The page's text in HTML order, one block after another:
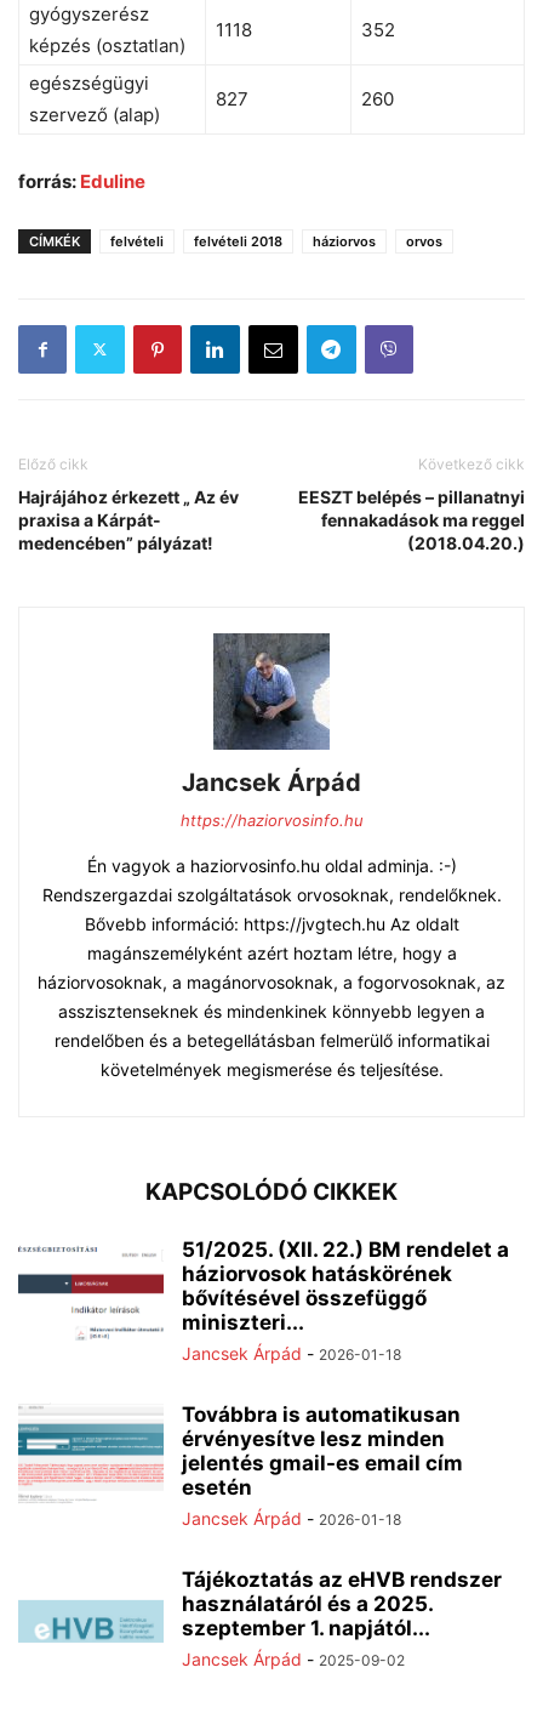
gyógyszerész
képzés (osztatlan)
1118 352
egészségügyi
szervező (alap)
827 260
forrás: Eduline
CÍMKÉK felvételi felvételi 2018 háziorvos orvos
Előző cikk
Hajrájához érkezett „ Az év
praxisa a Kárpát-
medencében” pályázat!
Következő cikk
EESZT belépés – pillanatnyi
fennakadások ma reggel
(2018.04.20.)
Jancsek Árpád
https://haziorvosinfo.hu
Én vagyok a haziorvosinfo.hu oldal adminja. :-)
Rendszergazdai szolgáltatások orvosoknak, rendelőknek.
Bővebb információ: https://jvgtech.hu Az oldalt
magánszemélyként azért hoztam létre, hogy a
háziorvosoknak, a magánorvosoknak, a fogorvosoknak, az
asszisztenseknek és mindenkinek könnyebb legyen a
rendelőben és a betegellátásban felmerülő informatikai
követelmények megismerése és teljesítése.
KAPCSOLÓDÓ CIKKEK
51/2025. (XII. 22.) BM rendelet a
háziorvosok hatáskörének
bővítésével összefüggő
miniszteri...
Jancsek Árpád - 2026-01-18
Továbbra is automatikusan
érvényesítve lesz minden
jelentés gmail-es email cím
esetén
Jancsek Árpád - 2026-01-18
Tájékoztatás az eHVB rendszer
használatáról és a 2025.
szeptember 1. napjától...
Jancsek Árpád - 2025-09-02